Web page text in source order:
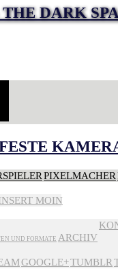
DARK
PIXELMACHER
MOIN
UND FORMATE ARCHIV
GOOGLE+TUMBLR